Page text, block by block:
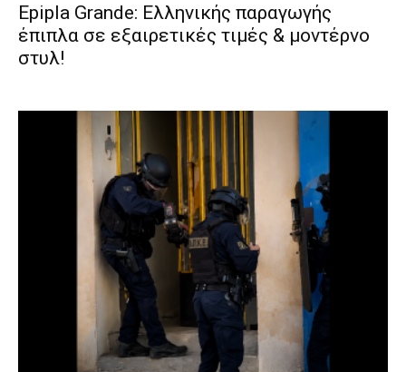
Epipla Grande: Ελληνικής παραγωγής
έπιπλα σε εξαιρετικές τιμές & μοντέρνο
στυλ!